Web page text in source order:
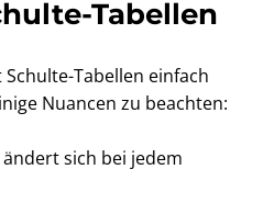
Tabellen
Tabellen einfach
Nuancen zu beachten:
sich bei jedem